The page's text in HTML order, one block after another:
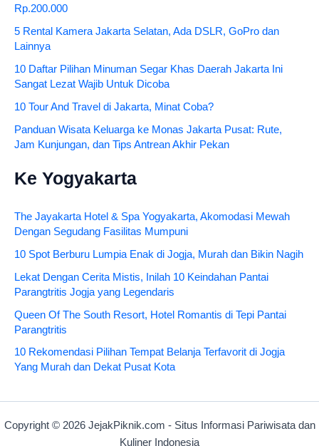
Rp.200.000
5 Rental Kamera Jakarta Selatan, Ada DSLR, GoPro dan
Lainnya
10 Daftar Pilihan Minuman Segar Khas Daerah Jakarta Ini
Sangat Lezat Wajib Untuk Dicoba
10 Tour And Travel di Jakarta, Minat Coba?
Panduan Wisata Keluarga ke Monas Jakarta Pusat: Rute,
Jam Kunjungan, dan Tips Antrean Akhir Pekan
Ke Yogyakarta
The Jayakarta Hotel & Spa Yogyakarta, Akomodasi Mewah
Dengan Segudang Fasilitas Mumpuni
10 Spot Berburu Lumpia Enak di Jogja, Murah dan Bikin Nagih
Lekat Dengan Cerita Mistis, Inilah 10 Keindahan Pantai
Parangtritis Jogja yang Legendaris
Queen Of The South Resort, Hotel Romantis di Tepi Pantai
Parangtritis
10 Rekomendasi Pilihan Tempat Belanja Terfavorit di Jogja
Yang Murah dan Dekat Pusat Kota
Copyright © 2026 JejakPiknik.com - Situs Informasi Pariwisata dan
Kuliner Indonesia